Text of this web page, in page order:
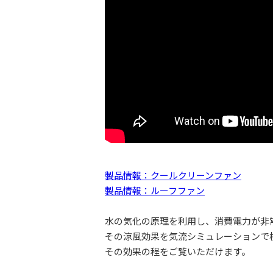
製品情報：クールクリーンファン
製品情報：ルーフファン
水の気化の原理を利用し、消費電力が
その涼風効果を気流シミュレーション
その効果の程をご覧いただけます。